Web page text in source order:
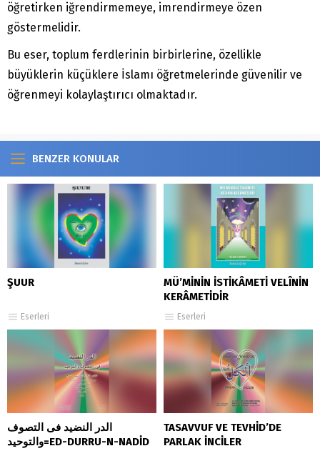
öğretirken iğrendirmemeye, imrendirmeye özen
göstermelidir.
Bu eser, toplum ferdlerinin birbirlerine, özellikle
büyüklerin küçüklere İslamı öğretmelerinde güvenilir ve
öğrenmeyi kolaylaştırıcı olmaktadır.
BENZER KONULAR
ŞUUR
Eserleri
MÜ’MİNİN İSTİKÂMETİ VELÎNİN
KERÂMETİDİR
Eserleri
الدر النضيد فى التصوف
والتوحيد=ED-DURRU-N-NADİD
TASAVVUF VE TEVHİD’DE
PARLAK İNCİLER